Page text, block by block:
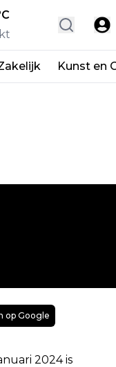
Kunst en
op Google
2024 is